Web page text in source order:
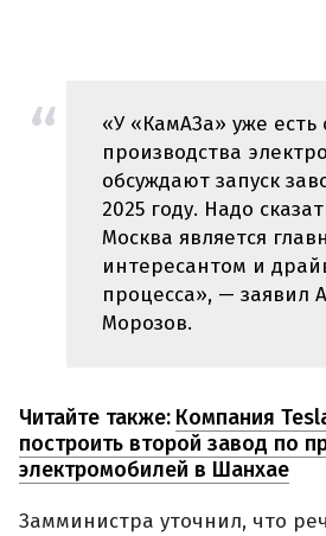
«У «КамАЗа» уже есть
производства
обсуждают запуск
2025 году. Надо
Москва является
интересантом и
процесса», — заявил
Морозов.
Читайте также: Компания
построить второй завод по
электромобилей в Шанхае
Замминистра уточнил, что